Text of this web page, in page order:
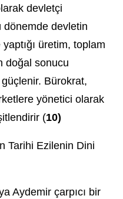
devletçi
dönemde devletin
üretim, toplam
doğal sonucu
Bürokrat,
yönetici olarak
(10)
Tarihi Ezilenin Dini
Aydemir çarpıcı bir